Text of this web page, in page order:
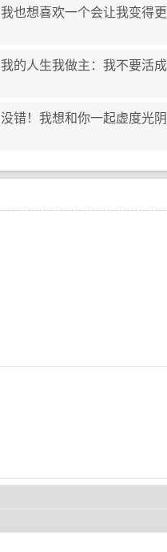
我也想喜欢一个会让我变得更
我的人生我做主：我不要活成
没错！我想和你一起虚度光阴